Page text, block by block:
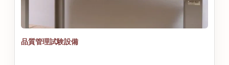
品質管理試験設備